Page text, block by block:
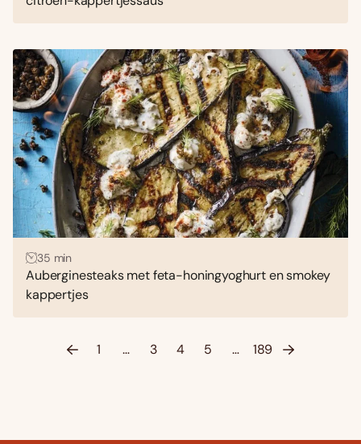
35 min
Auberginesteaks met feta-honingyoghurt en smokey
kappertjes
1 … 3 4 5 … 189